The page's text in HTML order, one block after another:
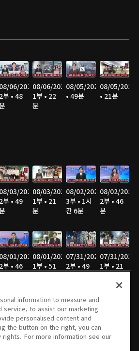
08/06/2026
2부 • 48
08/06/2026
1부 • 22
분
08/05/2026
• 49분
08/05/2026
• 21분
08/03/2026
2부 • 49
08/03/2026
1부 • 21
분
08/02/2026
3부 • 1시
간 6분
08/02/2026
2부 • 46
분
08/01/2026
2부 • 46
08/01/2026
1부 • 51
07/31/2026
2부 • 49
07/31/2026
1부 • 21
29/2026
부 • 49
07/29/2026
1부 • 21
분
07/28/2026
2부 • 50
분
1부 • 21
분
information to measure and
service, to assist our marketing
personalised content and
the button on the right, you can
For more information see our